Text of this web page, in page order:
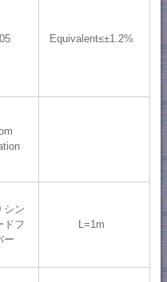
Equivalent≤±1.2%
シン
ドフ
ー
L=1m